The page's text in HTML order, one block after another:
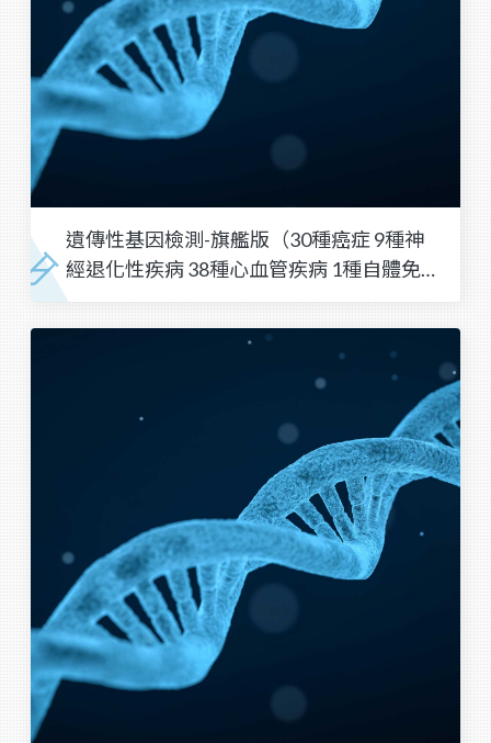
遺傳性基因檢測-旗艦版（30種癌症 9種神
經退化性疾病 38種心血管疾病 1種自體免疫
性疾病）